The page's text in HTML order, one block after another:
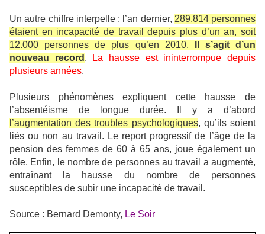
Un autre chiffre interpelle : l’an dernier, 289.814 personnes
étaient en incapacité de travail depuis plus d’un an, soit
12.000 personnes de plus qu’en 2010.
Il s’agit d’un
nouveau record .
La hausse est ininterrompue depuis
plusieurs années.
Plusieurs phénomènes expliquent cette hausse de
l’absentéisme de longue durée. Il y a d’abord
l’augmentation des troubles psychologiques, qu’ils soient
liés ou non au travail. Le report progressif de l’âge de la
pension des femmes de 60 à 65 ans, joue également un
rôle. Enfin, le nombre de personnes au travail a augmenté,
entraînant la hausse du nombre de personnes
susceptibles de subir une incapacité de travail.
Source : Bernard Demonty, Le Soir